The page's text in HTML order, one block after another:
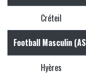
Créteil
Football Masculin
Hyères